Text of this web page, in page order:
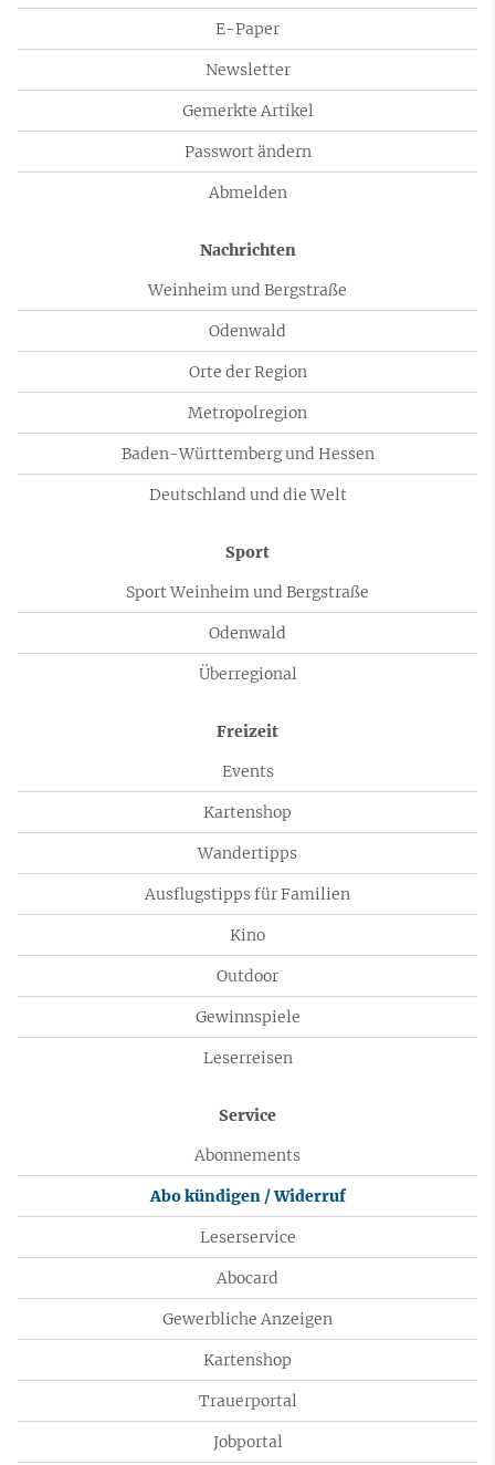
E-Paper
Newsletter
Gemerkte Artikel
Passwort ändern
Abmelden
Nachrichten
Weinheim und Bergstraße
Odenwald
Orte der Region
Metropolregion
Baden-Württemberg und Hessen
Deutschland und die Welt
Sport
Sport Weinheim und Bergstraße
Odenwald
Überregional
Freizeit
Events
Kartenshop
Wandertipps
Ausflugstipps für Familien
Kino
Outdoor
Gewinnspiele
Leserreisen
Service
Abonnements
Abo kündigen / Widerruf
Leserservice
Abocard
Gewerbliche Anzeigen
Kartenshop
Trauerportal
Jobportal